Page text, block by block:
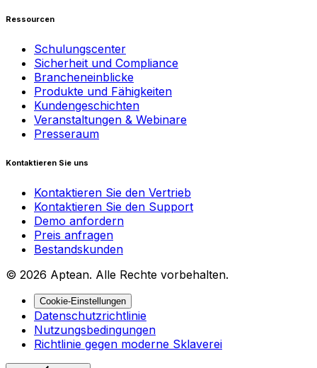
Ressourcen
Schulungscenter
Sicherheit und Compliance
Brancheneinblicke
Produkte und Fähigkeiten
Kundengeschichten
Veranstaltungen & Webinare
Presseraum
Kontaktieren Sie uns
Kontaktieren Sie den Vertrieb
Kontaktieren Sie den Support
Demo anfordern
Preis anfragen
Bestandskunden
© 2026 Aptean. Alle Rechte vorbehalten.
Cookie-Einstellungen
Datenschutzrichtlinie
Nutzungsbedingungen
Richtlinie gegen moderne Sklaverei